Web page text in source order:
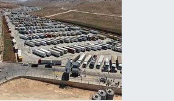
Kültür Sanat
Sağlık
Siyaset